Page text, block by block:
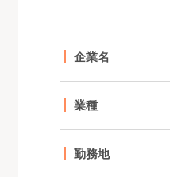
企業名
業種
勤務地